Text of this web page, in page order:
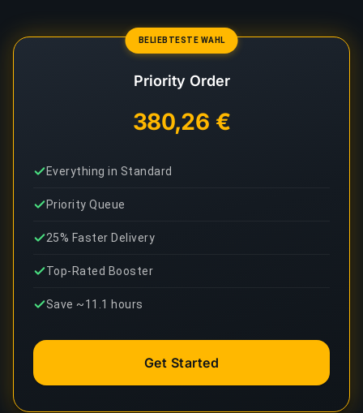
BELIEBTESTE WAHL
Priority Order
380,26 €
Everything in Standard
Priority Queue
25% Faster Delivery
Top-Rated Booster
Save ~11.1 hours
Get Started